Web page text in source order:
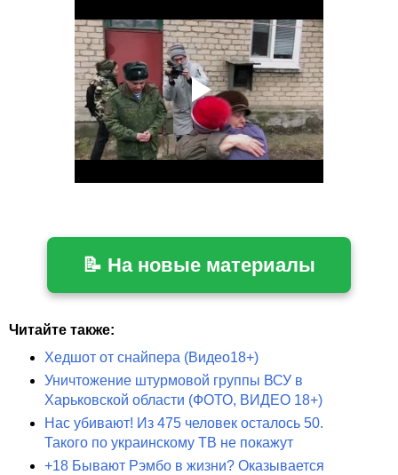
📝 На новые материалы
Читайте также:
Хедшот от снайпера (Видео18+)
Уничтожение штурмовой группы ВСУ в
Харьковской области (ФОТО, ВИДЕО 18+)
Нас убивают! Из 475 человек осталось 50.
Такого по украинскому ТВ не покажут
+18 Бывают Рэмбо в жизни? Оказывается